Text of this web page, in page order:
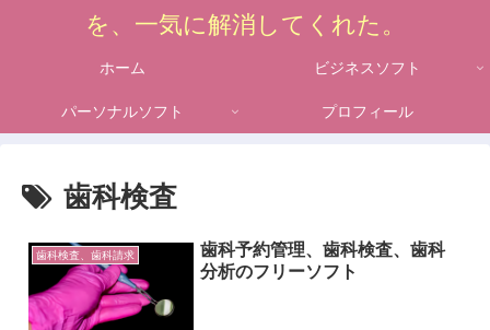
を、一気に解消してくれた。
ホーム ビジネスソフト
パーソナルソフト プロフィール
歯科検査
歯科検査、歯科請求
歯科予約管理、歯科検査、歯科
分析のフリーソフト